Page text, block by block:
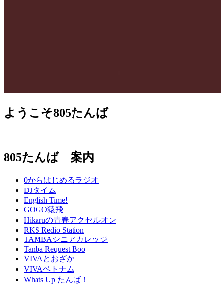
ようこそ805たんば
805たんば 案内
0からはじめるラジオ
DJタイム
English Time!
GOGO猿飛
Hikaruの青春アクセルオン
RKS Redio Station
TAMBAシニアカレッジ
Tanba Request Boo
VIVAとおざか
VIVAベトナム
Whats Up たんば！